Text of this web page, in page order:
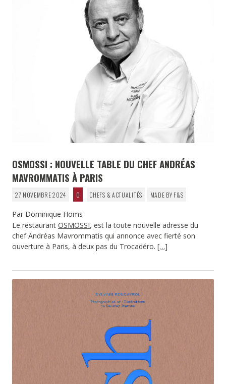
OSMOSSI : NOUVELLE TABLE DU CHEF ANDRÉAS
MAVROMMATIS À PARIS
27 NOVEMBRE 2024 0 CHEFS & ACTUALITÉS MADE BY F&S
Par Dominique Homs
Le restaurant OSMOSSI, est la toute nouvelle adresse du
chef Andréas Mavrommatis qui annonce avec fierté son
ouverture à Paris, à deux pas du Trocadéro. […]